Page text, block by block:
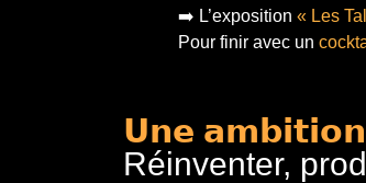
➡️ L’exposition « Les
Pour finir avec un
𝗨𝗻𝗲
Réinventer,